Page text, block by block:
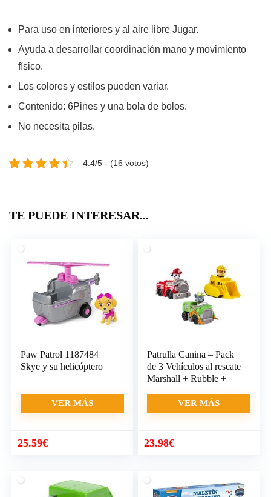
Para uso en interiores y al aire libre Jugar.
Ayuda a desarrollar coordinación mano y movimiento
físico.
Los colores y estilos pueden variar.
Contenido: 6Pines y una bola de bolos.
No necesita pilas.
4.4/5 - (16 votos)
TE PUEDE INTERESAR...
Paw Patrol 1187484
Skye y su helicóptero
VER MÁS
25.59€
Patrulla Canina – Pack
de 3 Vehículos al rescate
Marshall + Rubble +
VER MÁS
23.98€